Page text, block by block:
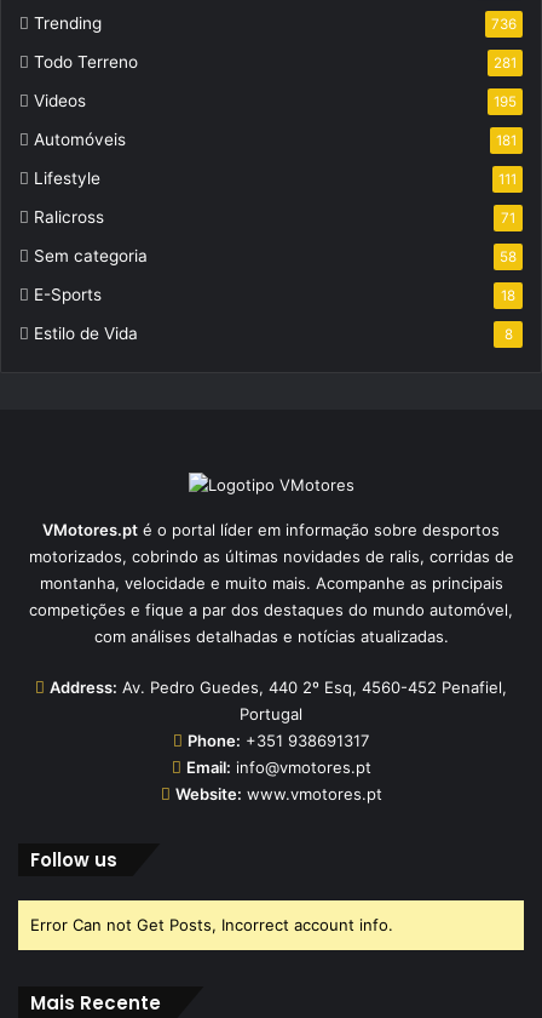
Trending 736
Todo Terreno 281
Videos 195
Automóveis 181
Lifestyle 111
Ralicross 71
Sem categoria 58
E-Sports 18
Estilo de Vida 8
VMotores.pt é o portal líder em informação sobre desportos
motorizados, cobrindo as últimas novidades de ralis, corridas de
montanha, velocidade e muito mais. Acompanhe as principais
competições e fique a par dos destaques do mundo automóvel,
com análises detalhadas e notícias atualizadas.
Address: Av. Pedro Guedes, 440 2º Esq, 4560-452 Penafiel,
Portugal
Phone: +351 938691317
Email: info@vmotores.pt
Website: www.vmotores.pt
Follow us
Error Can not Get Posts, Incorrect account info.
Mais Recente